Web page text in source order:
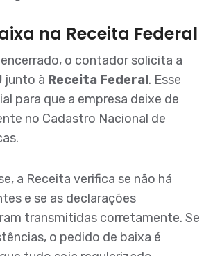
na Receita Federal
o contador solicita a
junto à Receita Federal. Esse
para que a empresa deixe de
no Cadastro Nacional de
a Receita verifica se não há
e se as declarações
transmitidas corretamente. Se
o pedido de baixa é